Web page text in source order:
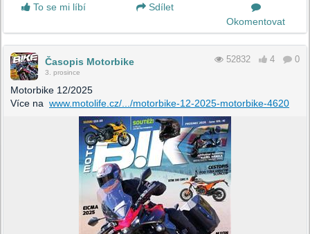
To se mi líbí
Sdílet
Okomentovat
Časopis Motorbike
3. prosince
52832 4 0
Motorbike 12/2025
Více na www.motolife.cz/.../motorbike-12-2025-motorbike-4620